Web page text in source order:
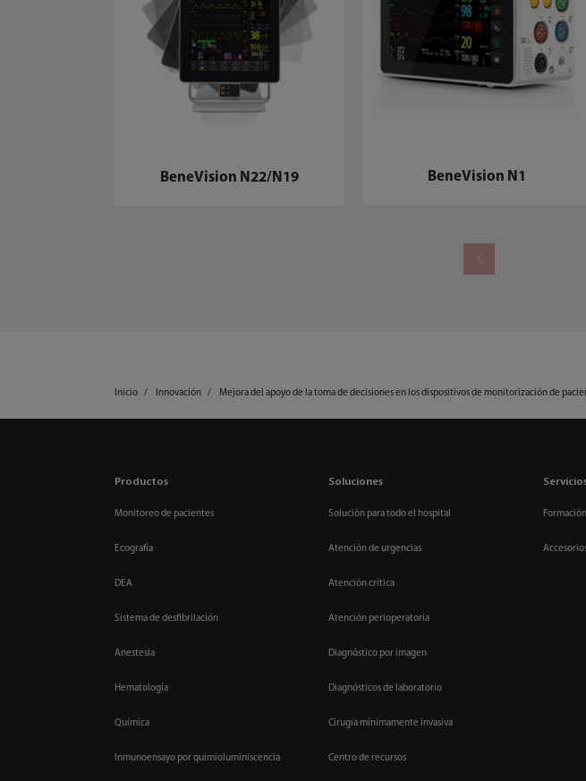
BeneVision N22/N19 BeneVision N1
Inicio Innovación Mejora del apoyo de la toma de decisiones en los dispositivos de monitorización de
Productos
Monitoreo de pacientes
Ecografía
DEA
Sistema de desfibrilación
Anestesia
Hematología
Química
Inmunoensayo por quimioluminiscencia
Soluciones
Solución para todo el hospital
Atención de urgencias
Atención crítica
Atención perioperatoria
Diagnóstico por imagen
Diagnósticos de laboratorio
Cirugía mínimamente invasiva
Centro de recursos